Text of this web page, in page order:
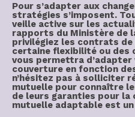
Pour s’adapter aux
stratégies s’imposent.
veille active sur les
rapports du Ministère de
privilégiez les contrats
certaine flexibilité ou des
vous permettra d’adapter
couverture en fonction
n’hésitez pas à solliciter
mutuelle pour connaître
de leurs garanties pour la
mutuelle adaptable est